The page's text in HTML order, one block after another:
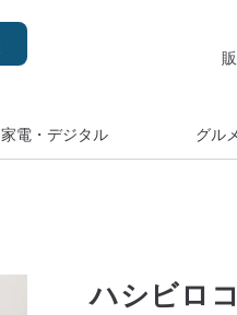
家電・デジタル グル
ハシビロ